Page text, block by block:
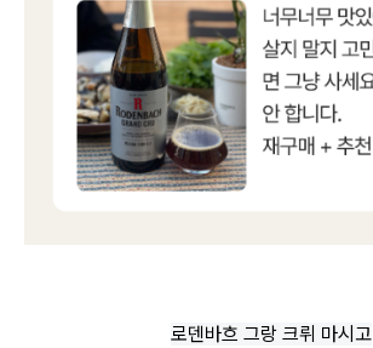
로덴바흐 그랑 크뤼 마시고